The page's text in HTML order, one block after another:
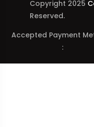
Copyright 2025
Reserved.
Accepted Payment
: